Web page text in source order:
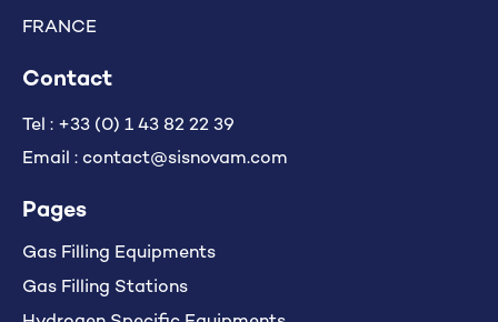
FRANCE
Contact
Tel : +33 (0) 1 43 82 22 39
Email : contact@sisnovam.com
Pages
Gas Filling Equipments
Gas Filling Stations